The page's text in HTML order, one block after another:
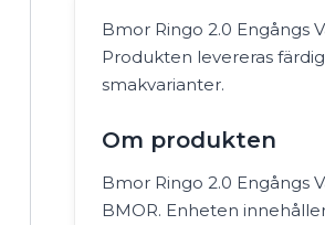
Bmor Ringo 2.0 Engångs
Produkten levereras
smakvarianter.
Om produkten
Bmor Ringo 2.0 Engångs
BMOR. Enheten